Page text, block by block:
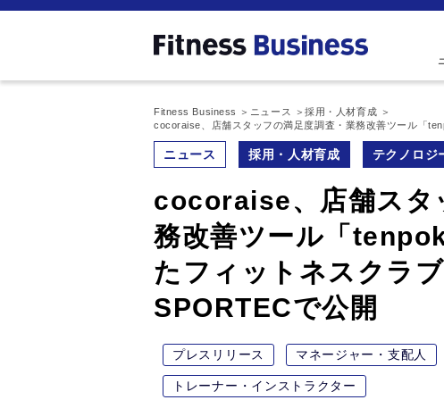
Fitness Business ニュース
採用・人材育成
cocoraise、店舗スタッフの満足度調査・業務改善ツール「
ニュース 採用・人材育成 テクノロジ
cocoraise、店舗スタ
務改善ツール「
たフィットネスクラ
SPORTECで公開
プレスリリース マネージャー・支配人
トレーナー・インストラクター